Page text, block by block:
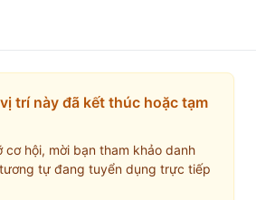
trí này đã kết thúc hoặc tạm
cơ hội, mời bạn tham khảo danh
tự đang tuyển dụng trực tiếp